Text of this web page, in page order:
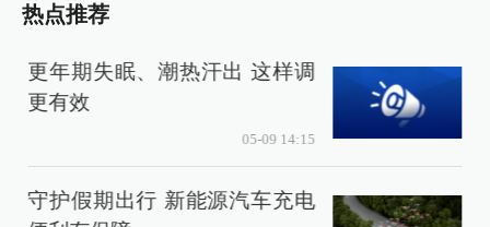
热点推荐
更年期失眠、潮热汗出 这样调
更有效
05-09 14:15
守护假期出行 新能源汽车充电